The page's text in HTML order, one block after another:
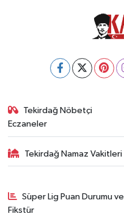
Tekirdağ Nöbetçi
Eczaneler
Tekirdağ Namaz Vakitleri
Süper Lig Puan Durumu ve
Fikstür